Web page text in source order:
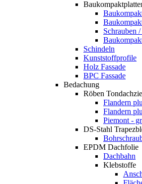
Schrauben
Schindeln
Kunststoffprofile
Holz Fassade
BPC Fassade
Bedachung
Röben
Flandern
Flandern
Piemont -
DS-Stahl
EPDM Dachfolie
Dachbahn
Klebstoffe